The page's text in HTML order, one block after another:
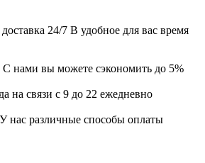
24/7 В удобное для вас время
С нами вы можете сэкономить до 5%
на связи с 9 до 22 ежедневно
У нас различные способы оплаты